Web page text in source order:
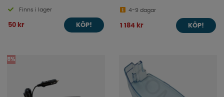
Finns i lager
50 kr KÖP!
4-9 dagar
1 184 kr KÖP!
5%